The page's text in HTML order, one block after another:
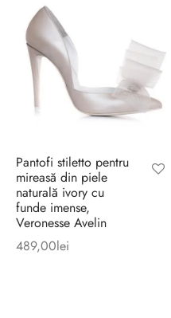
Pantofi stiletto pentru
mireasă din piele
naturală ivory cu
funde imense,
Veronesse Avelin
489,00lei